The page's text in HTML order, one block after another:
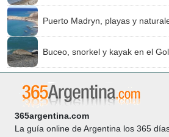
Puerto Madryn, playas y
Buceo, snorkel y kayak en el
365argentina.com
La guía online de Argentina los 365